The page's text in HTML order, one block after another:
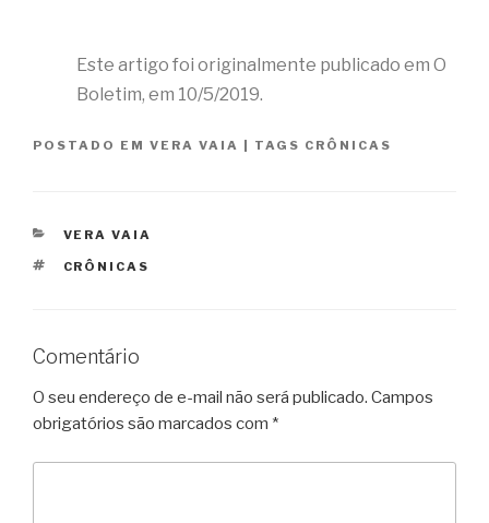
Este artigo foi originalmente publicado em O
Boletim, em 10/5/2019.
POSTADO EM VERA VAIA | TAGS CRÔNICAS
CATEGORIAS
VERA VAIA
TAGS
CRÔNICAS
Comentário
O seu endereço de e-mail não será publicado. Campos
obrigatórios são marcados com *